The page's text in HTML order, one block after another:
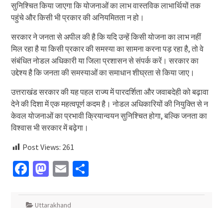
सुनिश्चित किया जाएगा कि योजनाओं का लाभ वास्तविक लाभार्थियों तक
पहुंचे और किसी भी प्रकार की अनियमितता न हो।
सरकार ने जनता से अपील की है कि यदि उन्हें किसी योजना का लाभ नहीं
मिल रहा है या किसी प्रकार की समस्या का सामना करना पड़ रहा है, तो वे
संबंधित नोडल अधिकारी या जिला प्रशासन से संपर्क करें। सरकार का
उद्देश्य है कि जनता की समस्याओं का समाधान शीघ्रता से किया जाए।
उत्तराखंड सरकार की यह पहल राज्य में पारदर्शिता और जवाबदेही को बढ़ावा
देने की दिशा में एक महत्वपूर्ण कदम है। नोडल अधिकारियों की नियुक्ति से न
केवल योजनाओं का प्रभावी क्रियान्वयन सुनिश्चित होगा, बल्कि जनता का
विश्वास भी सरकार में बढ़ेगा।
Post Views: 261
Facebook
Mastodon
EmailShare
Uttarakhand